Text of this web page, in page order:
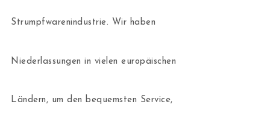
Strumpfwarenindustrie. Wir haben
Niederlassungen in vielen europäischen
Ländern, um den bequemsten Service,